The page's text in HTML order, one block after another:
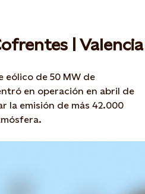
| Valencia
eólico de 50 MW de
en operación en abril de
la emisión de más 42.000